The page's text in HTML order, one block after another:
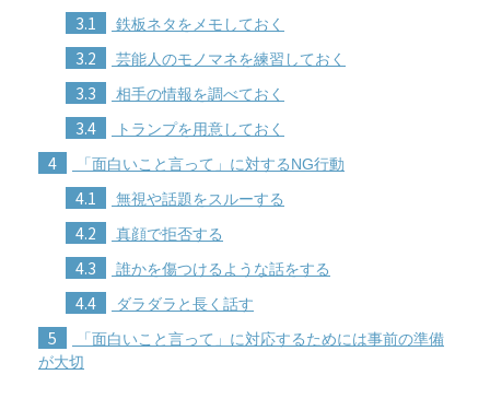
3.1 鉄板ネタをメモしておく
3.2 芸能人のモノマネを練習しておく
3.3 相手の情報を調べておく
3.4 トランプを用意しておく
4 「面白いこと言って」に対するNG行動
4.1 無視や話題をスルーする
4.2 真顔で拒否する
4.3 誰かを傷つけるような話をする
4.4 ダラダラと長く話す
5
「面白いこと言って」に対応するためには事前の準備
が大切